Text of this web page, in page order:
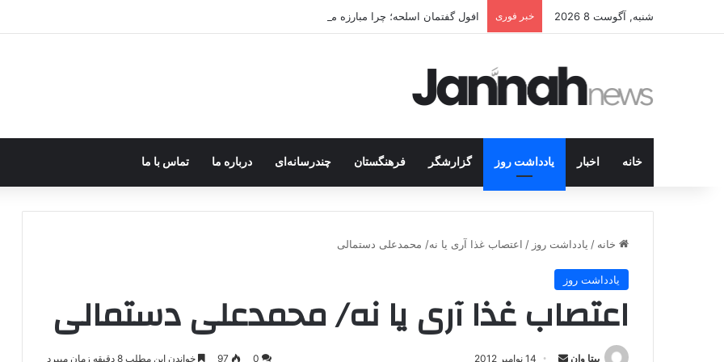
شنبه, آگوست 8 2026 خبر فوری افول گفتمان اسلحه؛ چرا مبارزه مسلحانه در میان کردها اعتبار گذشته را ندارد؟
خانه اخبار یادداشت روز گزارشگر فرهنگستان چندرسانه‌ای درباره ما تماس با ما
خانه / یادداشت روز / اعتصاب غذا آری یا نه/ محمدعلی دستمالی
یادداشت روز
اعتصاب غذا آری یا نه/ محمدعلی دستمالی
بیتا وان 14 نوامبر 2012 0
97 خواندن این مطلب 8 دقیقه زمان میبرد